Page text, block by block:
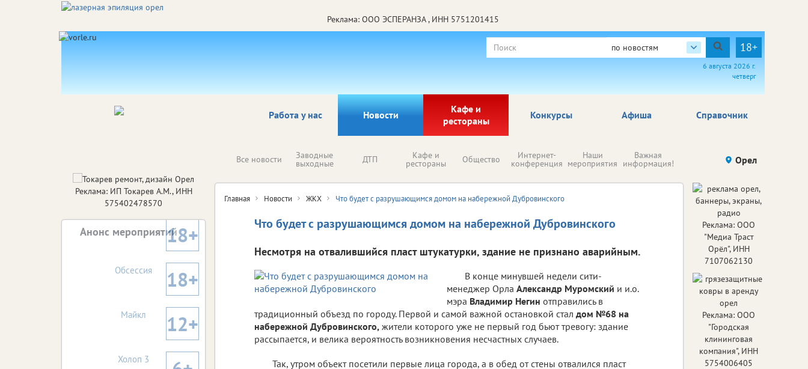
Реклама: ООО ЭСПЕРАНЗА , ИНН 5751201415
по новостям 18+
6 августа 2026 г.
четверг
Работа у нас Новости
Кафе и
рестораны
Афиша Справочник
Конкурсы
Все новости Заводные
выходные ДТП Кафе и
рестораны Общество Интернет-
конференция
Наши
мероприятия
Важная
информация! Происшествия Здоровье
Орел
Главная Новости ЖКХ Что будет с разрушающимся домом на набережной Дубровинского
Что будет с разрушающимся домом на набережной Дубровинского
Несмотря на отвалившийся пласт штукатурки, здание не признано аварийным.
В конце минувшей недели сити-
менеджер Орла Александр Муромский и и.о.
мэра Владимир Негин отправились в
традиционный объезд по городу. Первой и самой важной остановкой стал дом №68 на
набережной Дубровинского, жители которого уже не первый год бьют тревогу: здание
рассыпается, и велика вероятность возникновения несчастных случаев.
Так, утром объект посетили первые лица города, а в обед от стены отвалился пласт
Реклама: ИП Токарев А.М., ИНН
575402478570
Анонс мероприятий18+
Обсессия 18+
Майкл 12+
Холоп 3
Реклама: ООО
"Медиа Траст
Орёл", ИНН
7107062130
Реклама: ООО
"Городская
клининговая
компания", ИНН
5754006405